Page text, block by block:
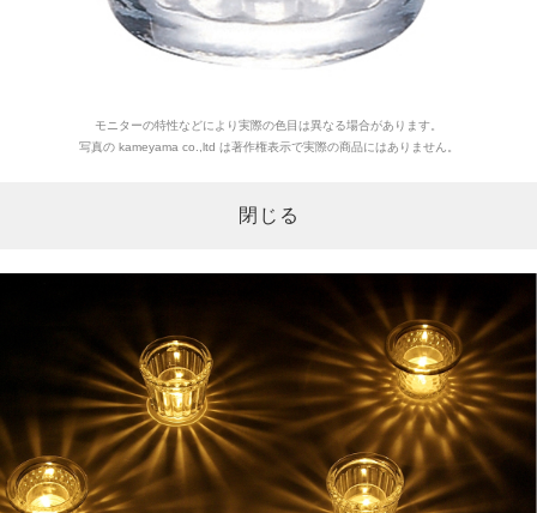
モニターの特性などにより実際の色目は異なる場合があります。
写真の kameyama co.,ltd は著作権表示で実際の商品にはありません。
閉じる